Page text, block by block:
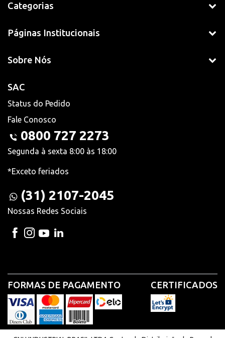
Categorias
Páginas Institucionais
Sobre Nós
SAC
Status do Pedido
Fale Conosco
0800 727 2273
Segunda à sexta 8:00 às 18:00
*Exceto feriados
(31) 2107-2045
Nossas Redes Sociais
FORMAS DE PAGAMENTO CERTIFICADOS